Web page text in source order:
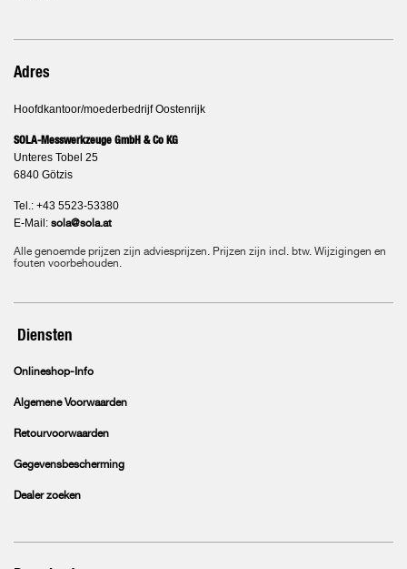
Adres
Hoofdkantoor/moederbedrijf Oostenrijk
SOLA-Messwerkzeuge GmbH & Co KG
Unteres Tobel 25
6840 Götzis
Tel.: +43 5523-53380
E-Mail: sola@sola.at
Alle genoemde prijzen zijn adviesprijzen. Prijzen zijn incl. btw. Wijzigingen en
fouten voorbehouden.
Diensten
Onlineshop-Info
Algemene Voorwaarden
Retourvoorwaarden
Gegevensbescherming
Dealer zoeken